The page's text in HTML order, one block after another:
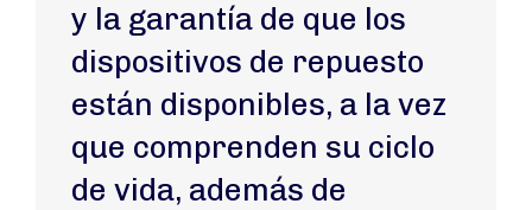
y la garantía de que los
dispositivos de repuesto
están disponibles, a la vez
que comprenden su ciclo
de vida, además de